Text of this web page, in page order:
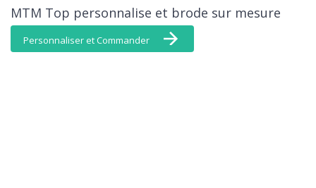
MTM Top personnalise et brode sur mesure
Personnaliser et Commander